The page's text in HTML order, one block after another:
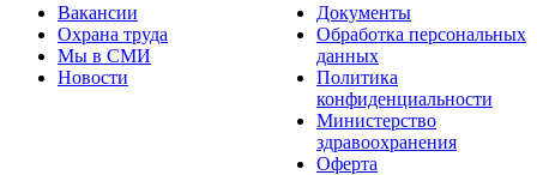
Вакансии
Охрана труда
Мы в СМИ
Новости
Документы
Обработка персональных
данных
Политика
конфиденциальности
Министерство
здравоохранения
Оферта